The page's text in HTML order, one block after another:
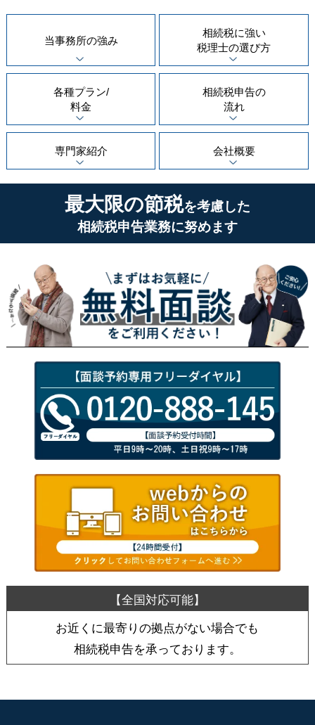
当事務所の強み
相続税に強い
税理士の選び方
各種プラン/
料金
相続税申告の
流れ
専門家紹介 会社概要
最大限の節税を考慮した
相続税申告業務に努めます
お近くに最寄りの拠点がない場合でも
相続税申告を承っております。